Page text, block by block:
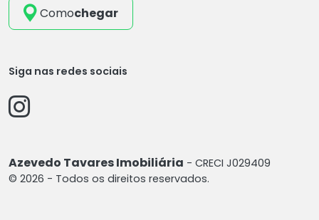
Comochegar
Siga nas redes sociais
Azevedo Tavares Imobiliária - CRECI J029409
© 2026 - Todos os direitos reservados.